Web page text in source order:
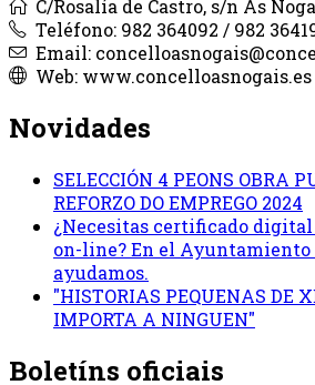
C/Rosalía de Castro, s/n As
Teléfono: 982 364092 / 982
Email:
Web: www.concelloasnogais.es
Novidades
SELECCIÓN 4 PEONS OBRA
REFORZO DO EMPREGO 2024
¿Necesitas certificado
on-line? En el Ayuntamiento
ayudamos.
"HISTORIAS PEQUENAS DE
IMPORTA A NINGUEN"
Boletíns oficiais